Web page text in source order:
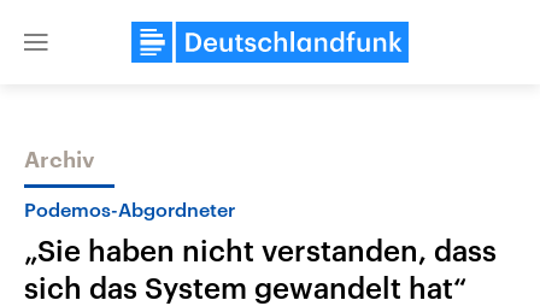
Close
Themen
Archiv
Podemos-Abgordneter
„Sie haben nicht verstanden, dass
sich das System gewandelt hat“